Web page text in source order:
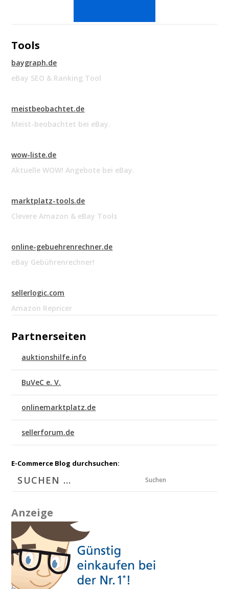
Tools
baygraph.de
eBay SEO & Ranking Tool
meistbeobachtet.de
Meist-beobachtet bei eBay.
wow-liste.de
Aktuelle WOW! Angebote bei eBay.
marktplatz-tools.de
Clevere Amazon & eBay Tools
online-gebuehrenrechner.de
eBay Gebührenrechner!
sellerlogic.com
Amazon Repricer
Partnerseiten
auktionshilfe.info
BuVeC e. V.
onlinemarktplatz.de
sellerforum.de
E-Commerce Blog durchsuchen:
Suchen
Anzeige